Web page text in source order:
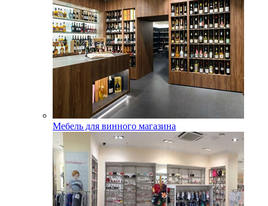
Мебель для винного магазина